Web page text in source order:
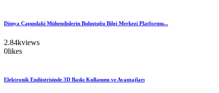
Dünya Çapındaki Mühendislerin Buluştuğu Bilgi Merkezi Platformu...
2.84kviews
0likes
Elektronik Endüstrisinde 3D Baskı Kullanımı ve Avantajları